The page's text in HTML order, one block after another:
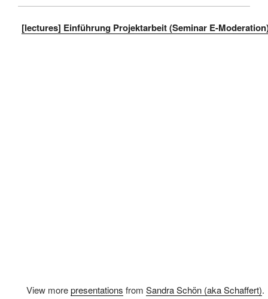
[lectures] Einführung Projektarbeit (Seminar E-
View morepresentations from Sandra Schön (aka Schaffert).